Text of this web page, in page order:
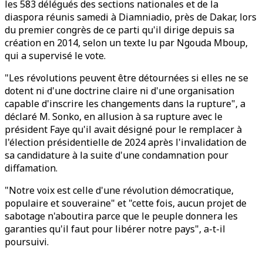
les 583 délégués des sections nationales et de la
diaspora réunis samedi à Diamniadio, près de Dakar, lors
du premier congrès de ce parti qu'il dirige depuis sa
création en 2014, selon un texte lu par Ngouda Mboup,
qui a supervisé le vote.
"Les révolutions peuvent être détournées si elles ne se
dotent ni d'une doctrine claire ni d'une organisation
capable d'inscrire les changements dans la rupture", a
déclaré M. Sonko, en allusion à sa rupture avec le
président Faye qu'il avait désigné pour le remplacer à
l'élection présidentielle de 2024 après l'invalidation de
sa candidature à la suite d'une condamnation pour
diffamation.
"Notre voix est celle d'une révolution démocratique,
populaire et souveraine" et "cette fois, aucun projet de
sabotage n'aboutira parce que le peuple donnera les
garanties qu'il faut pour libérer notre pays", a-t-il
poursuivi.